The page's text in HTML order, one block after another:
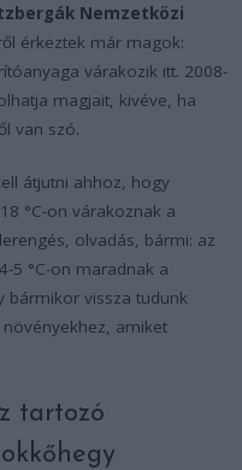
Nemzetközi
érkeztek már magok:
várakozik itt. 2008-
magjait, kivéve, ha
van szó.
átjutni ahhoz, hogy
°C-on várakoznak a
olvadás, bármi: az
5 °C-on maradnak a
bármikor vissza tudunk
amiket
tartozó